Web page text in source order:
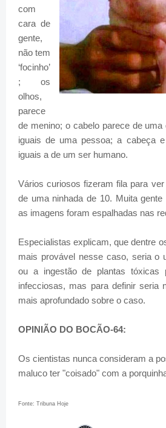
com
cara de
gente,
não tem
‘focinho’
; os
olhos,
parece
de menino; o cabelo parece de
iguais de uma pessoa; a cabeça
iguais a de um ser humano.
Vários curiosos fizeram fila para
de uma ninhada de 10. Muita
as imagens foram espalhadas nas
Especialistas explicam, que dentre
mais provável nesse caso, seria o
ou a ingestão de plantas tóxicas
infecciosas, mas para definir seria
mais aprofundado sobre o caso.
OPINIÃO DO BOCÃO-64:
Os cientistas nunca consideram a
maluco ter "coisado" com a
Fonte: Tribuna Hoje